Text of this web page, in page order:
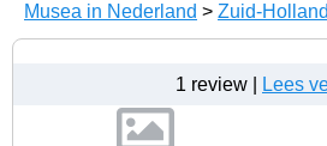
Musea in Nederland > Zuid-Holland
1 review | Lees